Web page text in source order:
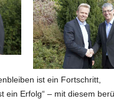
ist ein Fortschritt,
ein Erfolg“ – mit diesem